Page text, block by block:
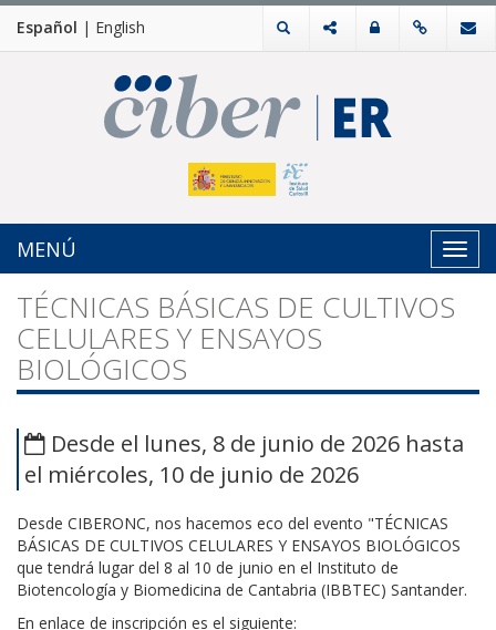
Español | English
MENÚ
TÉCNICAS BÁSICAS DE CULTIVOS
CELULARES Y ENSAYOS
BIOLÓGICOS
Desde el lunes, 8 de junio de 2026 hasta
el miércoles, 10 de junio de 2026
Desde CIBERONC, nos hacemos eco del evento "TÉCNICAS
BÁSICAS DE CULTIVOS CELULARES Y ENSAYOS BIOLÓGICOS
que tendrá lugar del 8 al 10 de junio en el Instituto de
Biotencología y Biomedicina de Cantabria (IBBTEC) Santander.
En enlace de inscripción es el siguiente: